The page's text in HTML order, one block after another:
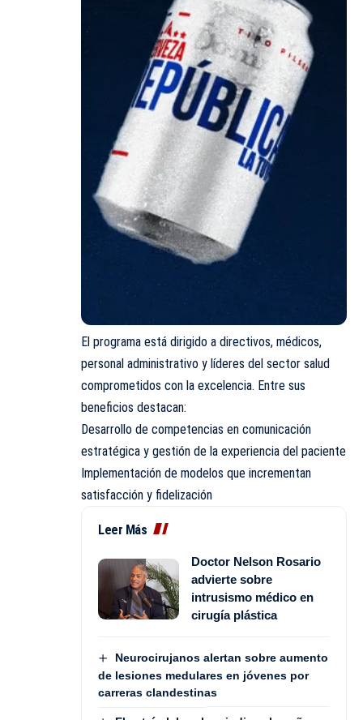
El programa está dirigido a directivos, médicos,
personal administrativo y líderes del sector salud
comprometidos con la excelencia. Entre sus
beneficios destacan:
Desarrollo de competencias en comunicación
estratégica y gestión de la experiencia del paciente
Implementación de modelos que incrementan
satisfacción y fidelización
Leer Más
Doctor Nelson Rosario
advierte sobre
intrusismo médico en
cirugía plástica
Neurocirujanos alertan sobre aumento
de lesiones medulares en jóvenes por
carreras clandestinas